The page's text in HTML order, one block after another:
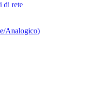
di rete
Analogico)